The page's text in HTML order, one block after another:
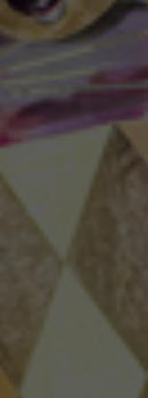
Spielstätten
Spielzeitheft